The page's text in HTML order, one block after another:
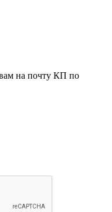
на почту КП по